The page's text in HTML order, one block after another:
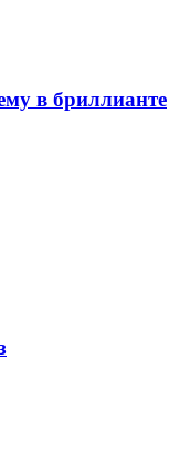
в бриллианте